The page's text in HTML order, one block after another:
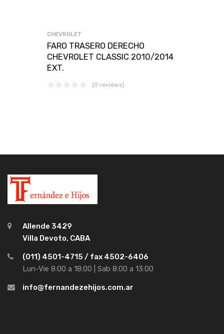
CHEVROLET
FARO TRASERO DERECHO
CHEVROLET CLASSIC 2010/2014
EXT.
(0 reviews)
Allende 3429
Villa Devoto, CABA
(011) 4501-4715 / fax 4502-6406
Lun-Vie 8:00 a 18:00 | Sab 8:00 a 13:00
info@fernandezehijos.com.ar